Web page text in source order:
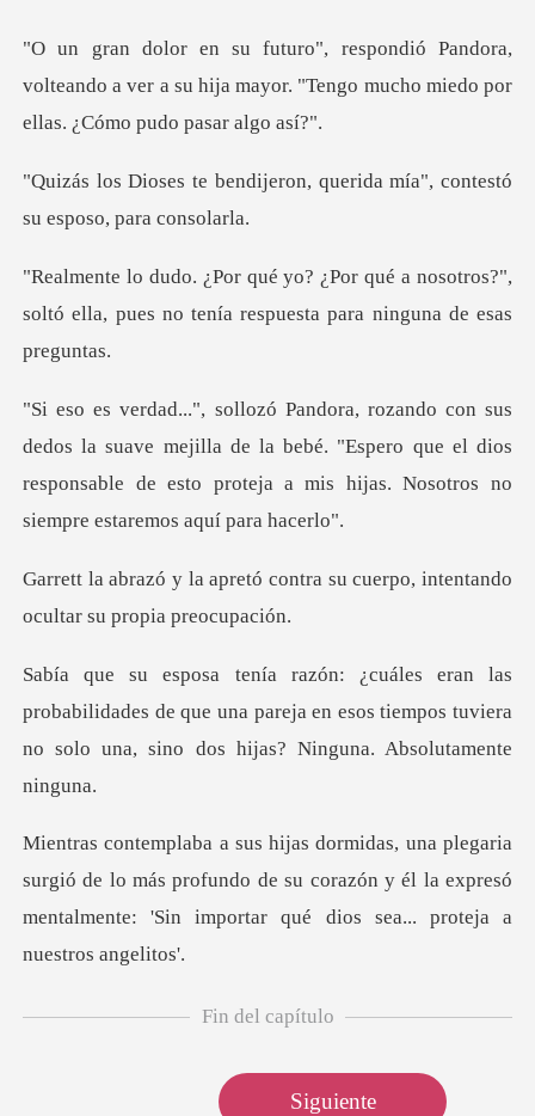
ra,
volteando a ver a su hija mayor. "Tengo muc
eron, querida mía", contestó
a nosotros?",
soltó ella, pues no tenía
ave mejilla de la bebé. "Espero que el dios
responsable de esto pro
contra su cuerpo, intentando
o
ilidades de que una pareja en esos tiempos tuviera
no so
de lo más profundo de su corazón y él la expresó
mentalmente:
Fin del capítulo
Siguiente